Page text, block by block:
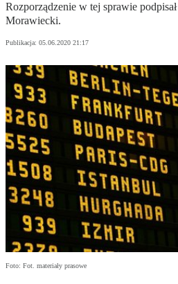
Rozporządzenie w tej sprawie
Morawiecki.
Publikacja: 05.06.2020 21:17
Foto: Fot. materiały prasowe